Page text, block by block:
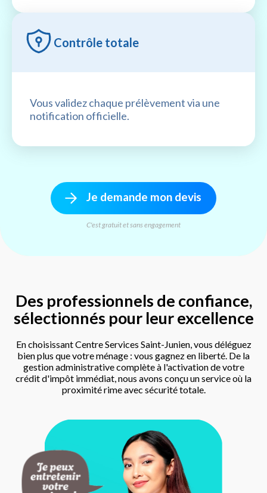
Contrôle totale
Vous validez chaque prélèvement via une
notification officielle.
Je demande mon devis
C'est gratuit et sans engagement
Des professionnels de confiance,
sélectionnés pour leur excellence
En choisissant Centre Services Saint-Junien, vous déléguez
bien plus que votre ménage : vous gagnez en liberté. De la
gestion administrative complète à l'activation de votre
crédit d'impôt immédiat, nous avons conçu un service où la
proximité rime avec sécurité totale.